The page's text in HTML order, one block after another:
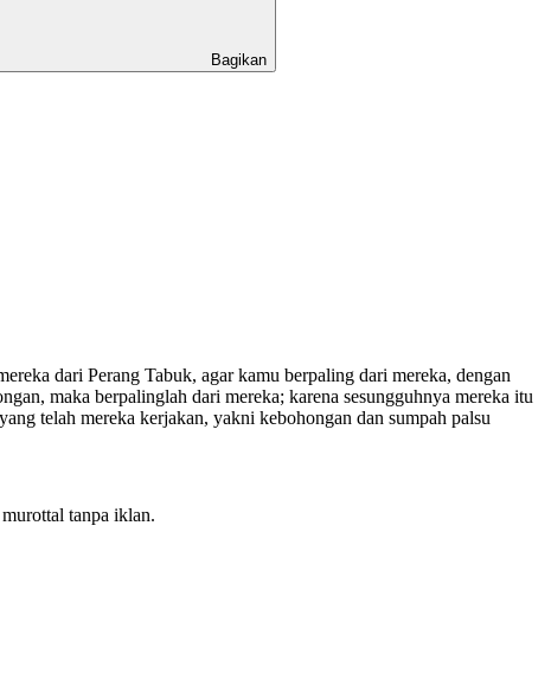
Bagikan
dari Perang Tabuk, agar kamu berpaling dari mereka, dengan
maka berpalinglah dari mereka; karena sesungguhnya mereka itu
telah mereka kerjakan, yakni kebohongan dan sumpah palsu
tanpa iklan.